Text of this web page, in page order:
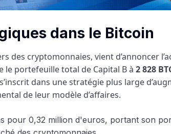
dans le Bitcoin
des cryptomonnaies, vient d’annoncer
le portefeuille total de Capital B à 2 828
dans une stratégie plus large
de leur modèle d’affaires.